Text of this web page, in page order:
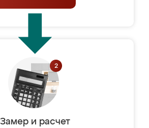
Замер и расчет